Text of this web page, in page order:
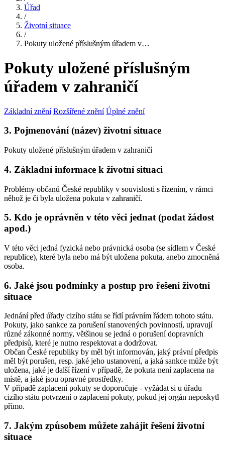
Úřad
/
Životní situace
/
Pokuty uložené příslušným úřadem v…
Pokuty uložené příslušným
úřadem v zahraničí
Základní znění Rozšířené znění Úplné znění
3. Pojmenování (název) životní situace
Pokuty uložené příslušným úřadem v zahraničí
4. Základní informace k životní situaci
Problémy občanů České republiky v souvislosti s řízením, v rámci
něhož je či byla uložena pokuta v zahraničí.
5. Kdo je oprávněn v této věci jednat (podat žádost
apod.)
V této věci jedná fyzická nebo právnická osoba (se sídlem v České
republice), které byla nebo má být uložena pokuta, anebo zmocněná
osoba.
6. Jaké jsou podmínky a postup pro řešení životní
situace
Jednání před úřady cizího státu se řídí právním řádem tohoto státu.
Pokuty, jako sankce za porušení stanovených povinností, upravují
různé zákonné normy, většinou se jedná o porušení dopravních
předpisů, které je nutno respektovat a dodržovat.
Občan České republiky by měl být informován, jaký právní předpis
měl být porušen, resp. jaké jeho ustanovení, a jaká sankce může být
uložena, jaké je další řízení v případě, že pokuta není zaplacena na
místě, a jaké jsou opravné prostředky.
V případě zaplacení pokuty se doporučuje - vyžádat si u úřadu
cizího státu potvrzení o zaplacení pokuty, pokud jej orgán neposkytl
přímo.
7. Jakým způsobem můžete zahájit řešení životní
situace